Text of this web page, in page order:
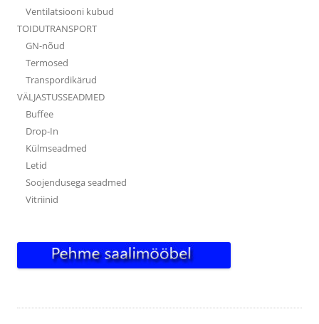
Ventilatsiooni kubud
TOIDUTRANSPORT
GN-nõud
Termosed
Transpordikärud
VÄLJASTUSSEADMED
Buffee
Drop-In
Külmseadmed
Letid
Soojendusega seadmed
Vitriinid